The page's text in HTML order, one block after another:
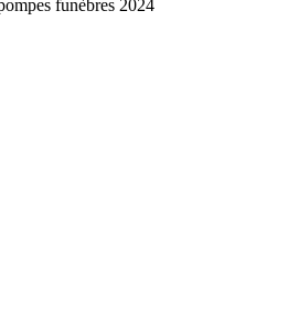
funèbres 2024